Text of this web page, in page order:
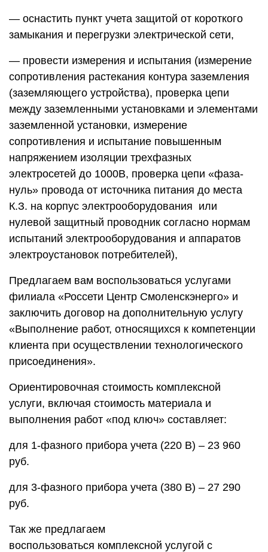
— оснастить пункт учета защитой от короткого
замыкания и перегрузки электрической сети,
— провести измерения и испытания (измерение
сопротивления растекания контура заземления
(заземляющего устройства), проверка цепи
между заземленными установками и элементами
заземленной установки, измерение
сопротивления и испытание повышенным
напряжением изоляции трехфазных
электросетей до 1000В, проверка цепи «фаза-
нуль» провода от источника питания до места
К.З. на корпус электрооборудования или
нулевой защитный проводник согласно нормам
испытаний электрооборудования и аппаратов
электроустановок потребителей),
Предлагаем вам воспользоваться услугами
филиала «Россети Центр Смоленскэнерго» и
заключить договор на дополнительную услугу
«Выполнение работ, относящихся к компетенции
клиента при осуществлении технологического
присоединения».
Ориентировочная стоимость комплексной
услуги, включая стоимость материала и
выполнения работ «под ключ» составляет:
для 1-фазного прибора учета (220 В) – 23 960
руб.
для 3-фазного прибора учета (380 В) – 27 290
руб.
Так же предлагаем
воспользоваться комплексной услугой с